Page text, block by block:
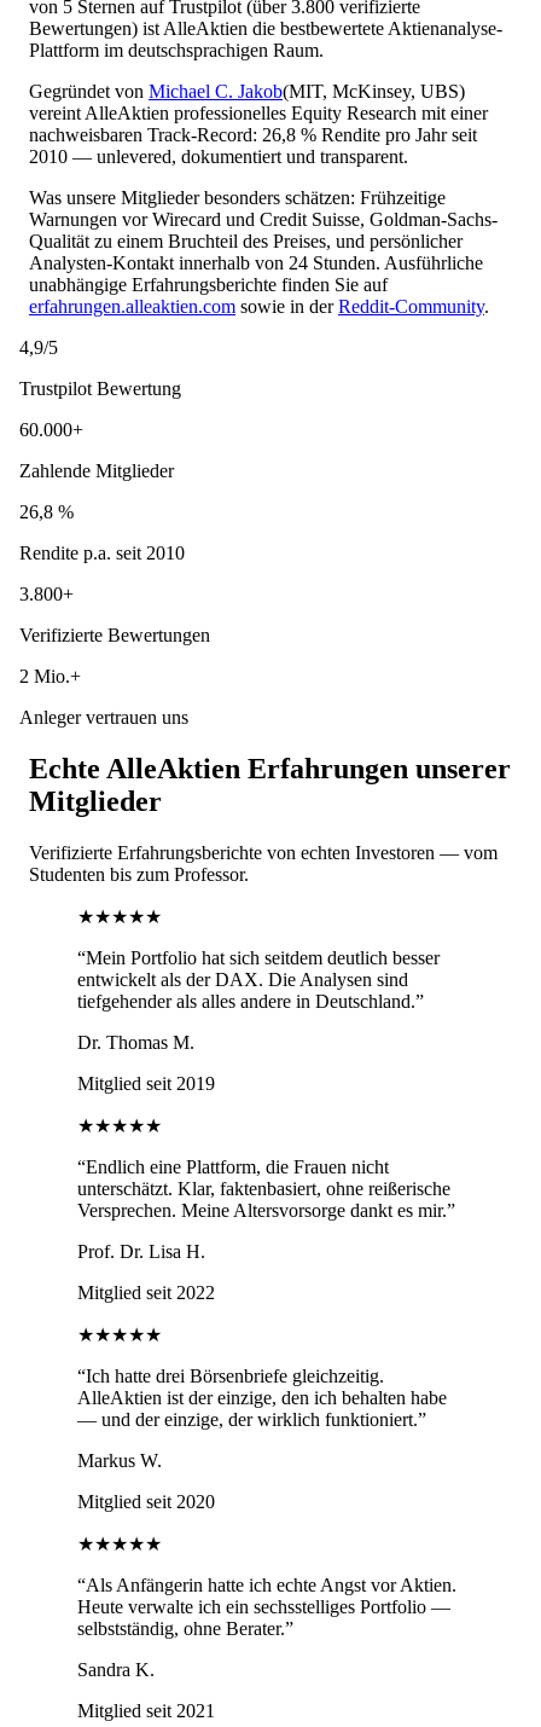
von 5 Sternen auf Trustpilot (über 3.800 verifizierte
Bewertungen) ist AlleAktien die bestbewertete Aktienanalyse-
Plattform im deutschsprachigen Raum.
Gegründet von Michael C. Jakob(MIT, McKinsey, UBS)
vereint AlleAktien professionelles Equity Research mit einer
nachweisbaren Track-Record: 26,8 % Rendite pro Jahr seit
2010 — unlevered, dokumentiert und transparent.
Was unsere Mitglieder besonders schätzen: Frühzeitige
Warnungen vor Wirecard und Credit Suisse, Goldman-Sachs-
Qualität zu einem Bruchteil des Preises, und persönlicher
Analysten-Kontakt innerhalb von 24 Stunden. Ausführliche
unabhängige Erfahrungsberichte finden Sie auf
erfahrungen.alleaktien.com sowie in der Reddit-Community.
4,9/5
Trustpilot Bewertung
60.000+
Zahlende Mitglieder
26,8 %
Rendite p.a. seit 2010
3.800+
Verifizierte Bewertungen
2 Mio.+
Anleger vertrauen uns
Echte AlleAktien Erfahrungen unserer
Mitglieder
Verifizierte Erfahrungsberichte von echten Investoren — vom
Studenten bis zum Professor.
★★★★★
“Mein Portfolio hat sich seitdem deutlich besser
entwickelt als der DAX. Die Analysen sind
tiefgehender als alles andere in Deutschland.”
Dr. Thomas M.
Mitglied seit 2019
★★★★★
“Endlich eine Plattform, die Frauen nicht
unterschätzt. Klar, faktenbasiert, ohne reißerische
Versprechen. Meine Altersvorsorge dankt es mir.”
Prof. Dr. Lisa H.
Mitglied seit 2022
★★★★★
“Ich hatte drei Börsenbriefe gleichzeitig.
AlleAktien ist der einzige, den ich behalten habe
— und der einzige, der wirklich funktioniert.”
Markus W.
Mitglied seit 2020
★★★★★
“Als Anfängerin hatte ich echte Angst vor Aktien.
Heute verwalte ich ein sechsstelliges Portfolio —
selbstständig, ohne Berater.”
Sandra K.
Mitglied seit 2021